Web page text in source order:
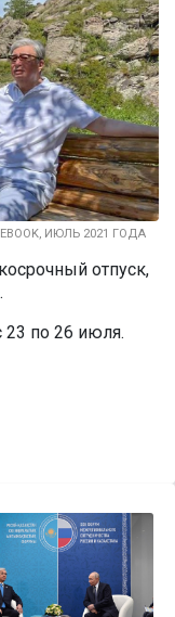
ИЮЛЬ 2021 ГОДА
отпуск,
.
23 по 26 июля.